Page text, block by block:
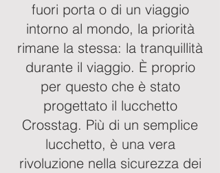
fuori porta o di un viaggio
intorno al mondo, la priorità
rimane la stessa: la tranquillità
durante il viaggio. È proprio
per questo che è stato
progettato il lucchetto
Crosstag. Più di un semplice
lucchetto, è una vera
rivoluzione nella sicurezza dei